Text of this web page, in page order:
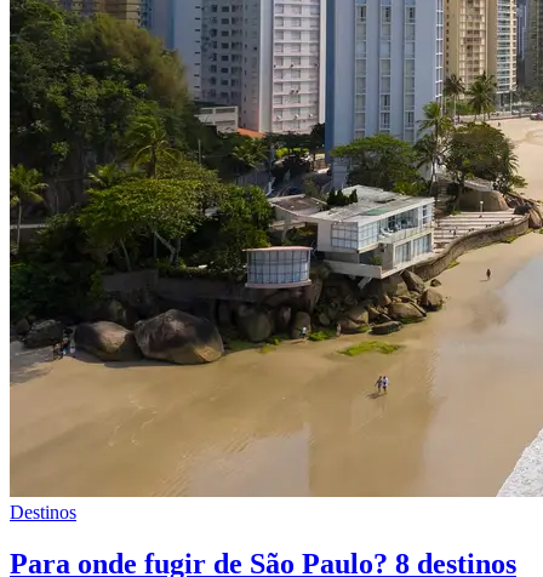
Destinos
Para onde fugir de São Paulo? 8 destinos